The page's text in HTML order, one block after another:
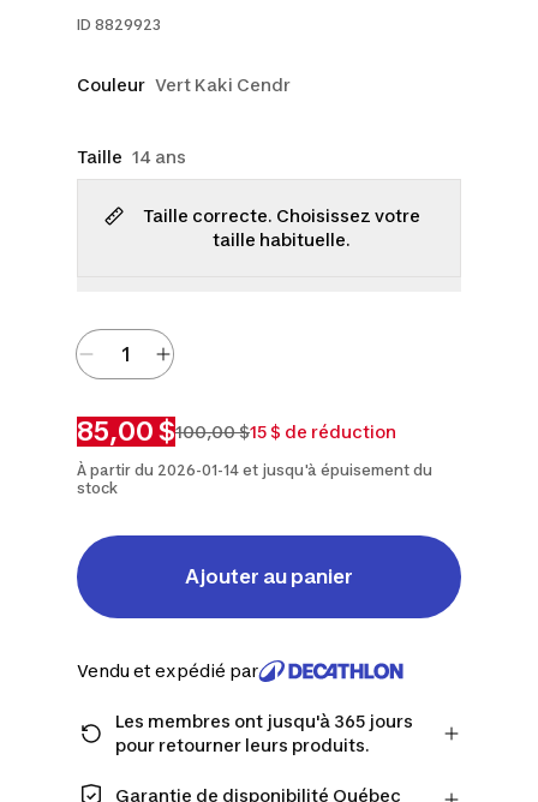
ID 8829923
Couleur Vert Kaki Cendr
Taille 14 ans
Taille correcte. Choisissez votre
taille habituelle.
85,00 $100,00 $15 $ de réduction
À partir du 2026-01-14 et jusqu'à épuisement du
stock
Ajouter au panier
Vendu et expédié par
Les membres ont jusqu'à 365 jours
pour retourner leurs produits.
et obtenez plus de temps pour
Garantie de disponibilité Québec